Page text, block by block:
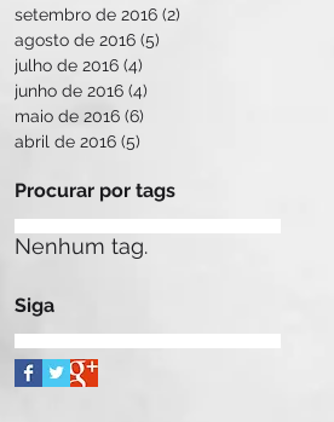
setembro de 2016 (2)
agosto de 2016 (5)
julho de 2016 (4)
junho de 2016 (4)
maio de 2016 (6)
abril de 2016 (5)
Procurar por tags
Nenhum tag.
Siga